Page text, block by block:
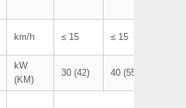
km/h ≤ 15 ≤ 15
kW
(KM)
30 (42) 40 (55)